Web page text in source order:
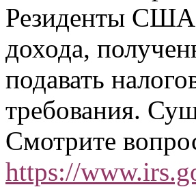
Резиденты США
дохода,
подавать
требования.
Смотрите
https://